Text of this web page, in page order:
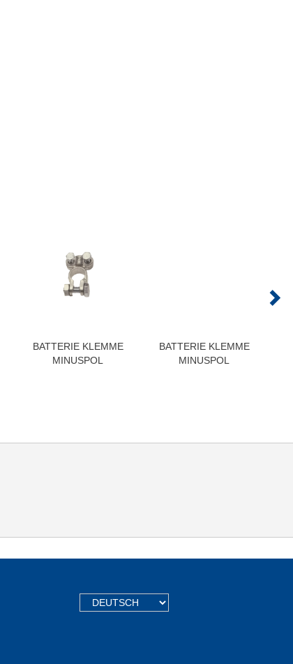
BATTERIE KLEMME
MINUSPOL
BATTERIE KLEMME
MINUSPOL
TEXT.LANGUAGE